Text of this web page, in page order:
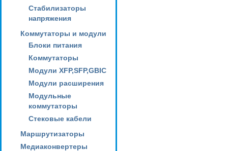
Стабилизаторы
напряжения
Коммутаторы и модули
Блоки питания
Коммутаторы
Модули XFP,SFP,GBIC
Модули расширения
Модульные
коммутаторы
Стековые кабели
Маршрутизаторы
Медиаконвертеры